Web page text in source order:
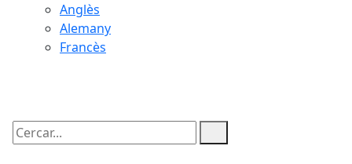
Anglès
Alemany
Francès
Cercar: